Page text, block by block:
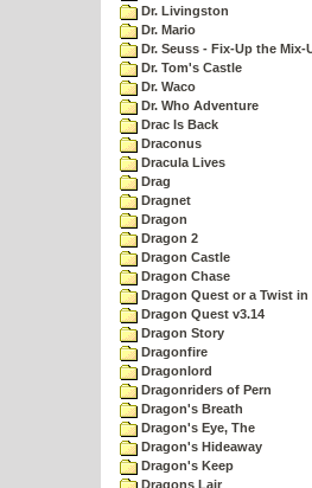
Dr. Livingston
Dr. Mario
Dr. Seuss - Fix-Up the Mix-
Dr. Tom's Castle
Dr. Waco
Dr. Who Adventure
Drac Is Back
Draconus
Dracula Lives
Drag
Dragnet
Dragon
Dragon 2
Dragon Castle
Dragon Chase
Dragon Quest or a Twist in
Dragon Quest v3.14
Dragon Story
Dragonfire
Dragonlord
Dragonriders of Pern
Dragon's Breath
Dragon's Eye, The
Dragon's Hideaway
Dragon's Keep
Dragons Lair